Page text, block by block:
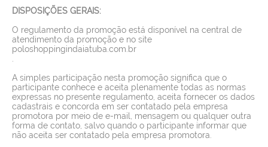
DISPOSIÇÕES GERAIS:
O regulamento da promoção está disponível na central de
atendimento da promoção e no site
poloshoppingindaiatuba.com.br
A simples participação nesta promoção significa que o
participante conhece e aceita plenamente todas as normas
expressas no presente regulamento, aceita fornecer os dados
cadastrais e concorda em ser contatado pela empresa
promotora por meio de e-mail, mensagem ou qualquer outra
forma de contato, salvo quando o participante informar que
não aceita ser contatado pela empresa promotora.